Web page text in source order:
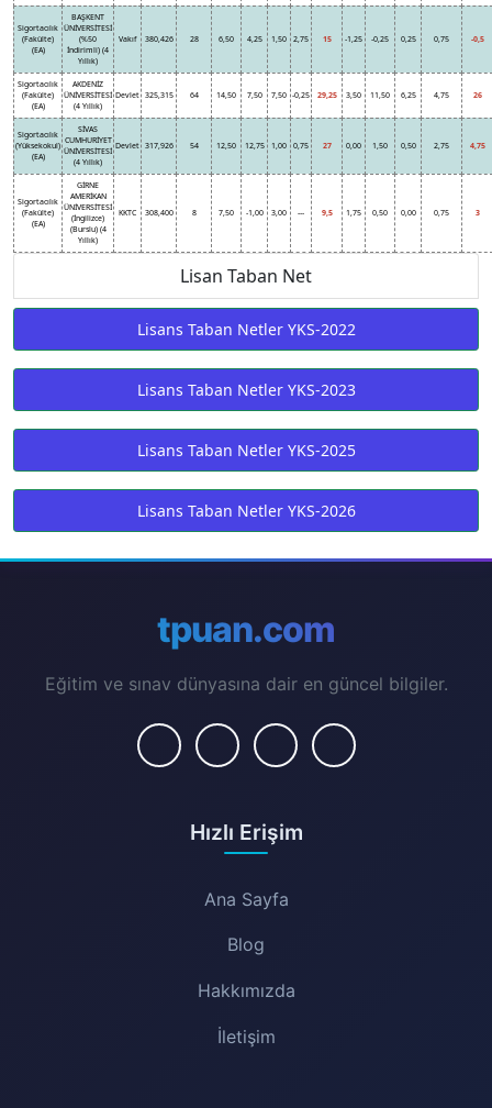
Sigortacılık
(Fakülte)
(EA)
BAŞKENT
ÜNİVERSİTESİ
(%50
İndirimli) (4
Yıllık)
Vakıf 380,426 28 6,50 4,25 1,50 2,75 15 -1,25 -0,25 0,25 0,75 -0,5
Sigortacılık
(Fakülte)
(EA)
AKDENİZ
ÜNİVERSİTESİ
(4 Yıllık)
Devlet 325,315 64 14,50 7,50 7,50 -0,25 29,25 3,50 11,50 6,25 4,75 26
Sigortacılık
(Yüksekokul)
(EA)
SİVAS
CUMHURİYET
ÜNİVERSİTESİ
(4 Yıllık)
Devlet 317,926 54 12,50 12,75 1,00 0,75 27 0,00 1,50 0,50 2,75 4,75
Sigortacılık
(Fakülte)
(EA)
GİRNE
AMERİKAN
ÜNİVERSİTESİ
(İngilizce)
(Burslu) (4
Yıllık)
KKTC 308,400 8 7,50 -1,00 3,00 --- 9,5 1,75 0,50 0,00 0,75 3
Lisan Taban Net
Lisans Taban Netler YKS-2022
Lisans Taban Netler YKS-2023
Lisans Taban Netler YKS-2025
Lisans Taban Netler YKS-2026
tpuan.com
Eğitim ve sınav dünyasına dair en güncel bilgiler.
Hızlı Erişim
Ana Sayfa
Blog
Hakkımızda
İletişim